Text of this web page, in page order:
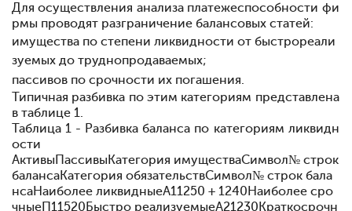
Для осуществления анализа платежеспособности фи
рмы проводят разграничение балансовых статей:
имущества по степени ликвидности от быстрореали
зуемых до труднопродаваемых;
пассивов по срочности их погашения.
Типичная разбивка по этим категориям представлена
в таблице 1.
Таблица 1 - Разбивка баланса по категориям ликвидн
ости
АктивыПассивыКатегория имуществаСимвол№ строк
балансаКатегория обязательствСимвол№ строк бала
нсаНаиболее ликвидныеА11250 + 1240Наиболее сро
чныеП11520Быстро реализуемыеА21230Краткосрочн